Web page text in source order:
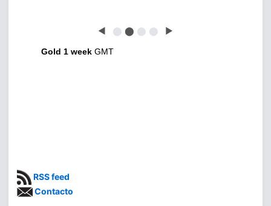
◀ ⬤ ⬤ ⬤ ⬤ ▶
Gold 1 week GMT
RSS feed
Contacto